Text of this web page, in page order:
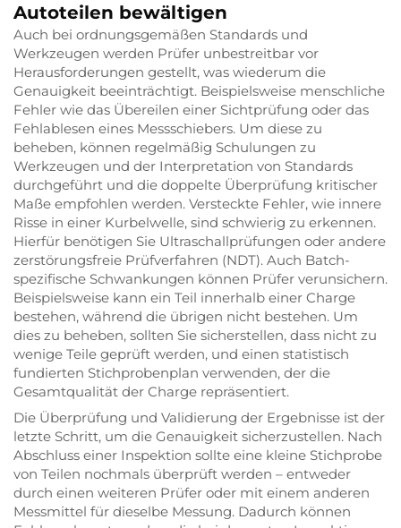
Autoteilen bewältigen
Auch bei ordnungsgemäßen Standards und
Werkzeugen werden Prüfer unbestreitbar vor
Herausforderungen gestellt, was wiederum die
Genauigkeit beeinträchtigt. Beispielsweise menschliche
Fehler wie das Übereilen einer Sichtprüfung oder das
Fehlablesen eines Messschiebers. Um diese zu
beheben, können regelmäßig Schulungen zu
Werkzeugen und der Interpretation von Standards
durchgeführt und die doppelte Überprüfung kritischer
Maße empfohlen werden. Versteckte Fehler, wie innere
Risse in einer Kurbelwelle, sind schwierig zu erkennen.
Hierfür benötigen Sie Ultraschallprüfungen oder andere
zerstörungsfreie Prüfverfahren (NDT). Auch Batch-
spezifische Schwankungen können Prüfer verunsichern.
Beispielsweise kann ein Teil innerhalb einer Charge
bestehen, während die übrigen nicht bestehen. Um
dies zu beheben, sollten Sie sicherstellen, dass nicht zu
wenige Teile geprüft werden, und einen statistisch
fundierten Stichprobenplan verwenden, der die
Gesamtqualität der Charge repräsentiert.
Die Überprüfung und Validierung der Ergebnisse ist der
letzte Schritt, um die Genauigkeit sicherzustellen. Nach
Abschluss einer Inspektion sollte eine kleine Stichprobe
von Teilen nochmals überprüft werden – entweder
durch einen weiteren Prüfer oder mit einem anderen
Messmittel für dieselbe Messung. Dadurch können